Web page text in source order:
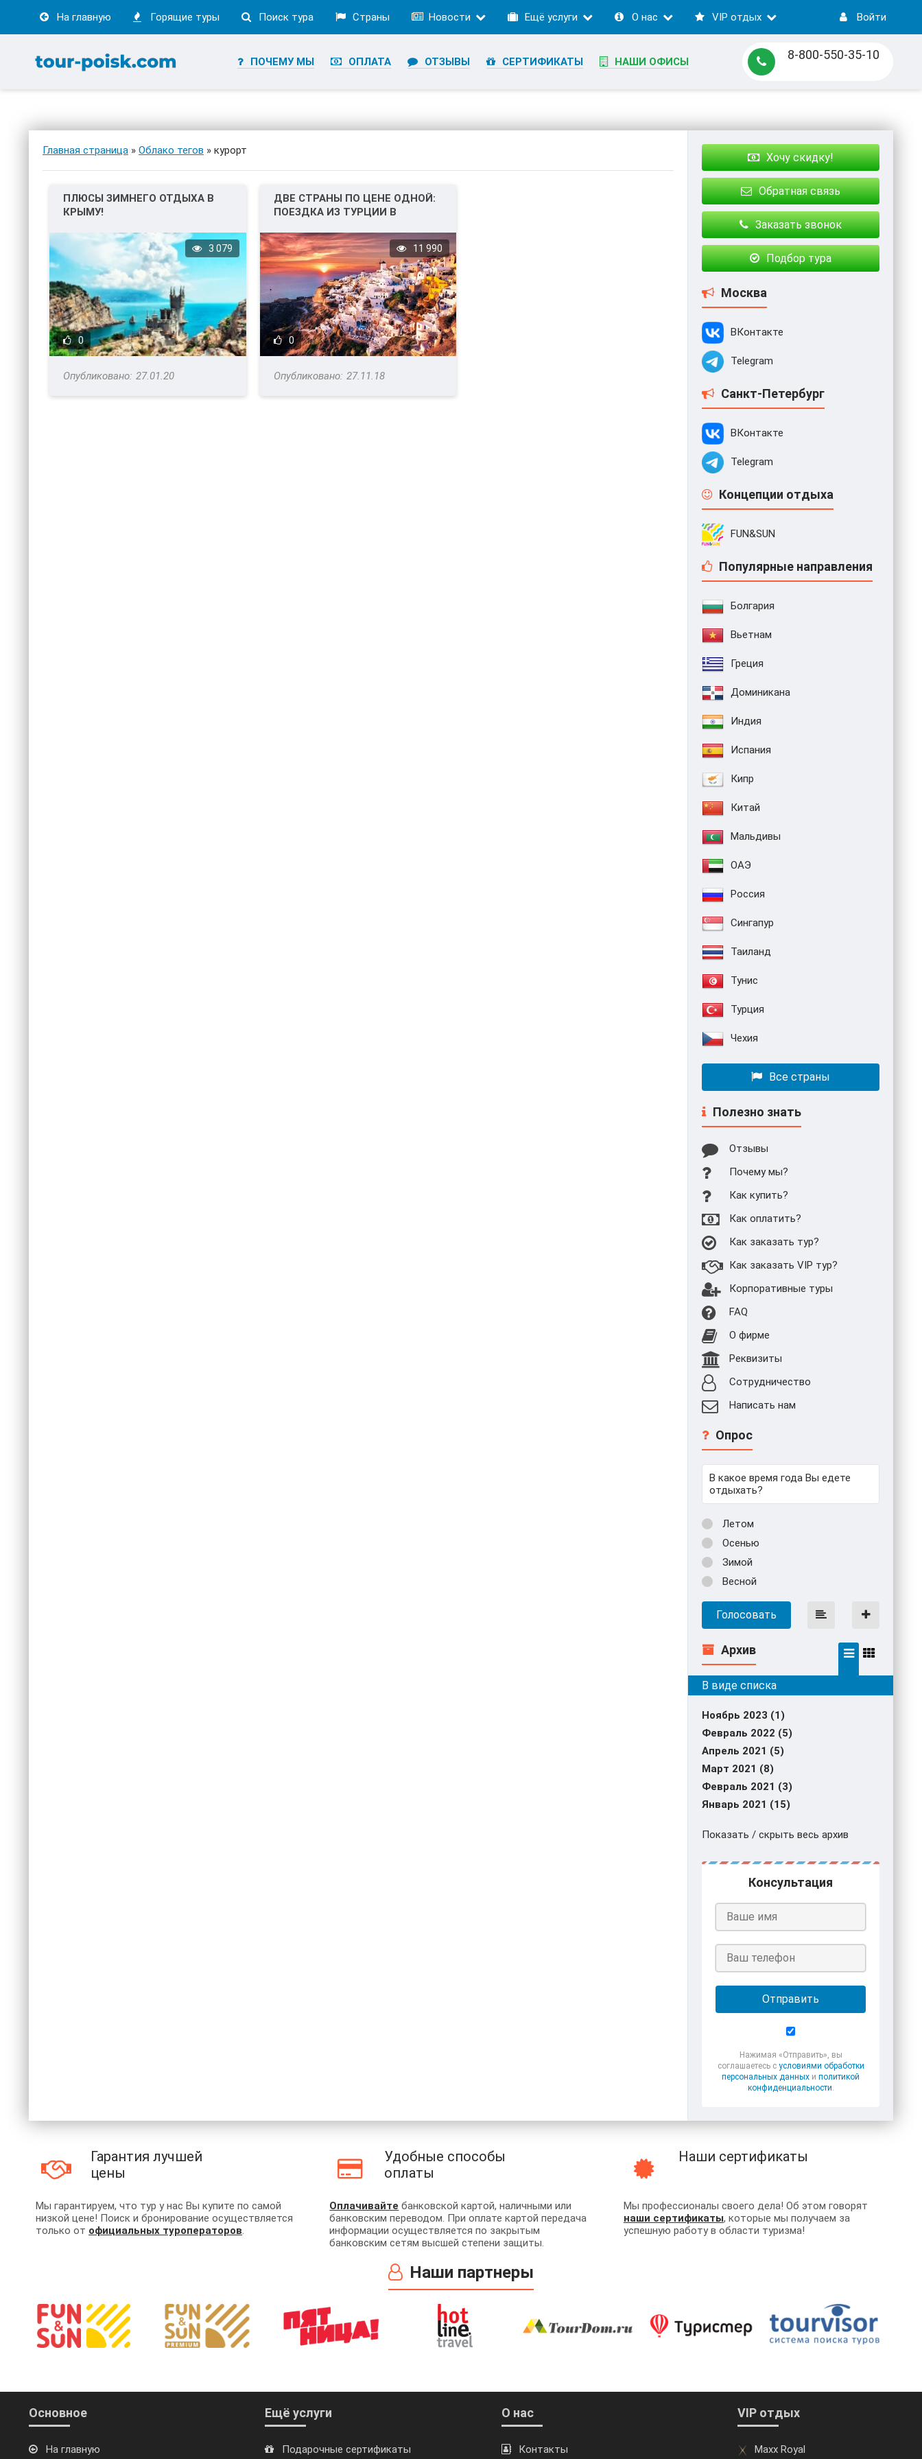
На главную Горящие туры Поиск тура Страны Новости Ещё услуги О нас VIP отдых Войти
ПОЧЕМУ МЫ ОПЛАТА ОТЗЫВЫ СЕРТИФИКАТЫ НАШИ ОФИСЫ 8-800-550-35-10
Главная страница » Облако тегов » курорт
ПЛЮСЫ ЗИМНЕГО ОТДЫХА В
КРЫМУ!
0
3 079
27.01.20
ДВЕ СТРАНЫ ПО ЦЕНЕ ОДНОЙ:
ПОЕЗДКА ИЗ ТУРЦИИ В
0
11 990
27.11.18
Хочу скидку!
Обратная связь
Заказать звонок
Подбор тура
Москва
ВКонтакте
Telegram
Санкт-Петербург
ВКонтакте
Telegram
Концепции отдыха
FUN&SUN
Популярные направления
Болгария
Вьетнам
Греция
Доминикана
Индия
Испания
Кипр
Китай
Мальдивы
ОАЭ
Россия
Сингапур
Таиланд
Тунис
Турция
Чехия
Все страны
Полезно знать
Отзывы
Почему мы?
Как купить?
Как оплатить?
Как заказать тур?
Как заказать VIP тур?
Корпоративные туры
FAQ
О фирме
Реквизиты
Сотрудничество
Написать нам
Опрос
В какое время года Вы едете
отдыхать?
Летом
Осенью
Зимой
Весной
Голосовать
Архив
Ноябрь 2023 (1)
Февраль 2022 (5)
Апрель 2021 (5)
Март 2021 (8)
Февраль 2021 (3)
Январь 2021 (15)
Показать / скрыть весь архив
Консультация
Отправить
Нажимая «Отправить», вы
соглашаетесь с условиями обработки
персональных данных и политикой
конфиденциальности.
Гарантия лучшей
цены
Мы гарантируем, что тур у нас Вы купите по самой
низкой цене! Поиск и бронирование осуществляется
только от официальных туроператоров.
Удобные способы
оплаты
Оплачивайте банковской картой, наличными или
банковским переводом. При оплате картой передача
информации осуществляется по закрытым
банковским сетям высшей степени защиты.
Наши сертификаты
Мы профессионалы своего дела! Об этом говорят
наши сертификаты, которые мы получаем за
успешную работу в области туризма!
Наши партнеры
Основное
На главную
Ещё услуги
Подарочные сертификаты
О нас
Контакты
VIP отдых
Maxx Royal